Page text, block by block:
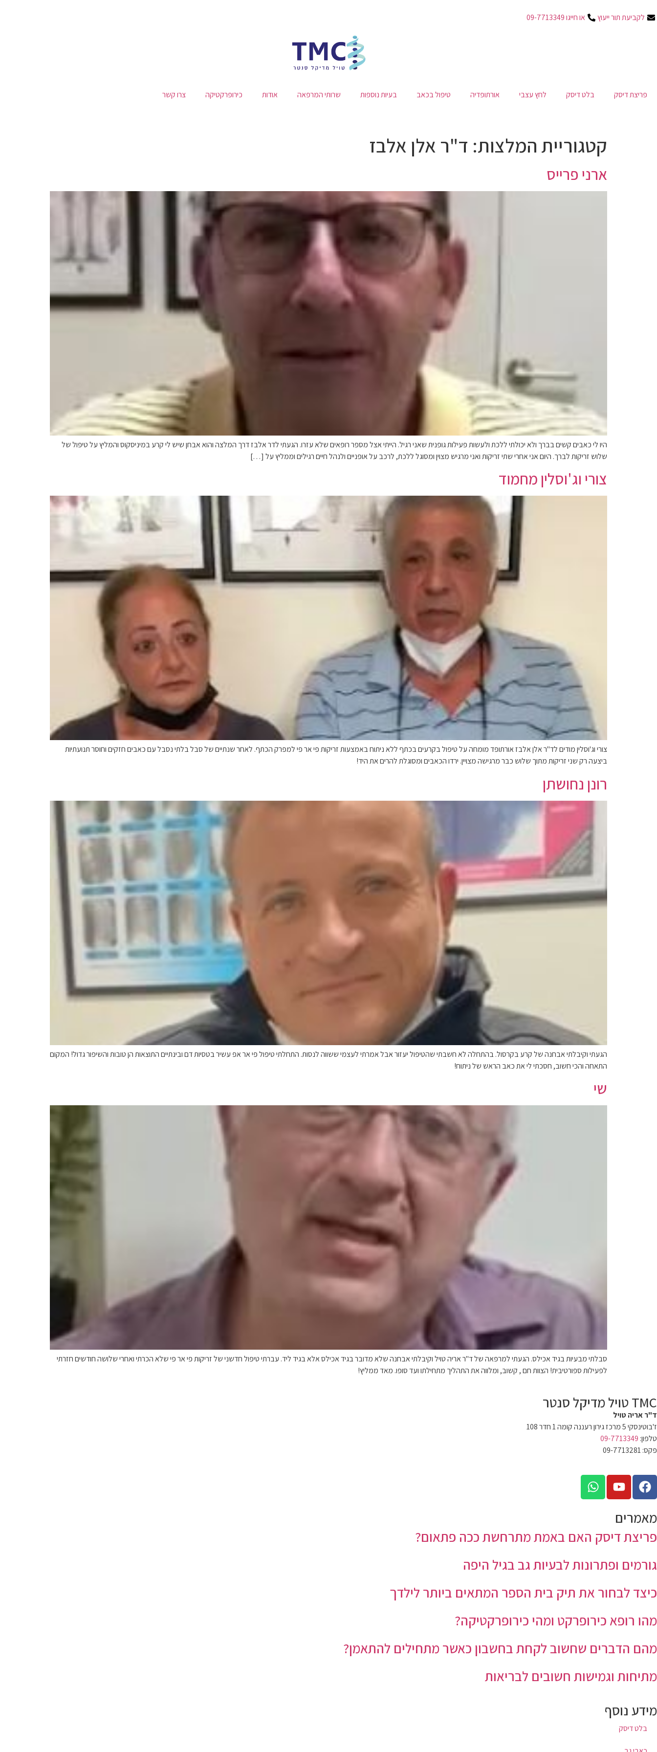
לקביעת תור ייעוץ או חייגו 09-7713349
פריצת דיסק בלט דיסק לחץ עצבי אורתופדיה טיפול בכאב בעיות נוספות שרותי המרפאה אודות כירופרקטיקה צרו קשר
קטגוריית המלצות: ד"ר אלן אלבז
ארני פרייס
היו לי כאבים קשים בברך ולא יכולתי ללכת ולעשות פעילות גופנית שאני רגיל. הייתי אצל מספר רופאים שלא עזרו. הגעתי לדר אלבז דרך המלצה והוא אבחן שיש לי קרע במיניסקוס והמליץ על טיפול של
שלוש זריקות לברך. היום אני אחרי שתי זריקות ואני מרגיש מצוין ומסוגל ללכת, לרכב על אופניים ולנהל חיים רגילים וממליץ על […]
צורי וג'וסלין מחמוד
צורי וג'וסלין מודים לד"ר אלן אלבז אורתופד מומחה על טיפול בקרעים בכתף ללא ניתוח באמצעות זריקות פי אר פי למפרק הכתף. לאחר שנתיים של סבל בלתי נסבל עם כאבים חזקים וחוסר תנועתיות
ביצעה רק שני זריקות מתוך שלוש כבר מרגישה מצויין. ירדו הכאבים ומסוגלת להרים את היד!
רונן נחושתן
הגעתי וקיבלתי אבחנה של קרע בקרסול. בהתחלה לא חשבתי שהטיפול יעזור אבל אמרתי לעצמי ששווה לנסות. התחלתי טיפול פי אר אפ עשיר בטסיות דם ובינתיים התוצאות הן טובות והשיפור גדול! המקום
התאחה והכי חשוב, חסכתי לי את כאב הראש של ניתוח!
שי
סבלתי מבעיות בגיד אכילס. הגעתי למרפאה של ד"ר אריה טויל וקיבלתי אבחנה שלא מדובר בגיד אכילס אלא בגיד ליד. עברתי טיפול חדשני של זריקות פי אר פי שלא הכרתי ואחרי שלושה חודשים חזרתי
לפעילות ספורטיבית! הצוות חם , קשוב, ומלווה את התהליך מתחילתו ועד סופו. מאד ממליץ!
TMC טויל מדיקל סנטר
ד"ר אריה טויל
ז'בוטינסקי 5 מרכז גירון רעננה קומה 1 חדר 108
טלפון: 09-7713349
פקס: 09-7713281
מאמרים
פריצת דיסק האם באמת מתרחשת ככה פתאום?
גורמים ופתרונות לבעיות גב בגיל היפה
כיצד לבחור את תיק בית הספר המתאים ביותר לילדך
מהו רופא כירופרקט ומהי כירופרקטיקה?
מהם הדברים שחשוב לקחת בחשבון כאשר מתחילים להתאמן?
מתיחות וגמישות חשובים לבריאות
מידע נוסף
בלט דיסק